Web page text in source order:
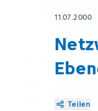
11.07.2000
Teilen